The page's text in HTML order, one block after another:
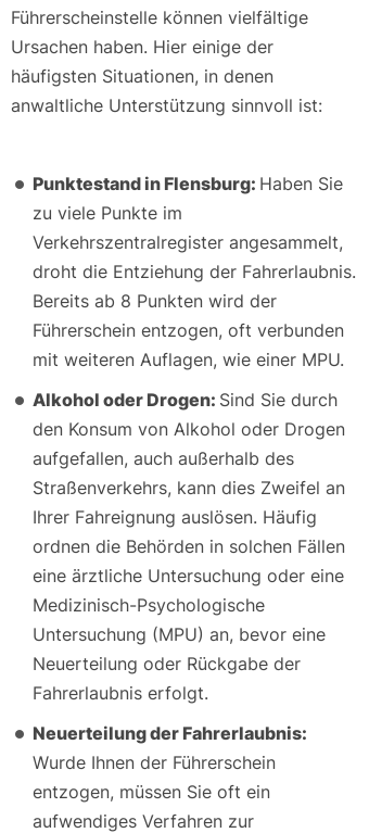
Führerscheinstelle können vielfältige
Ursachen haben. Hier einige der
häufigsten Situationen, in denen
anwaltliche Unterstützung sinnvoll ist:
Punktestand in Flensburg: Haben Sie
zu viele Punkte im
Verkehrszentralregister angesammelt,
droht die Entziehung der Fahrerlaubnis.
Bereits ab 8 Punkten wird der
Führerschein entzogen, oft verbunden
mit weiteren Auflagen, wie einer MPU.
Alkohol oder Drogen: Sind Sie durch
den Konsum von Alkohol oder Drogen
aufgefallen, auch außerhalb des
Straßenverkehrs, kann dies Zweifel an
Ihrer Fahreignung auslösen. Häufig
ordnen die Behörden in solchen Fällen
eine ärztliche Untersuchung oder eine
Medizinisch-Psychologische
Untersuchung (MPU) an, bevor eine
Neuerteilung oder Rückgabe der
Fahrerlaubnis erfolgt.
Neuerteilung der Fahrerlaubnis:
Wurde Ihnen der Führerschein
entzogen, müssen Sie oft ein
aufwendiges Verfahren zur